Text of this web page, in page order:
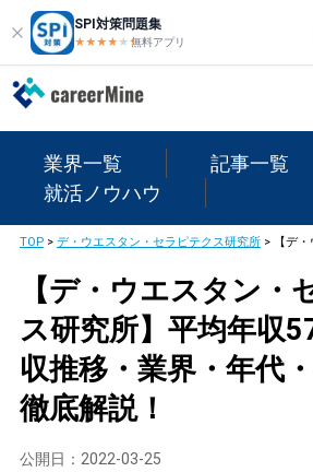
SPI対策問題集
★★★★ ★★
無料アプリ
業界一覧
記事一覧
就活ノウハウ
TOP> デ・ウエスタン・セラピテクス研究所>
【デ・ウエスタン・
ス研究所】平均年収
収推移・業界・年代
徹底解説！
公開日： 2022-03-25